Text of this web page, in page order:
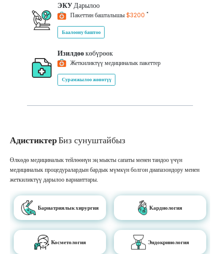
ЭКУДарылоо
Пакеттин башталышы$3200 *
Баалоону баштоо
Изилдөөкөбүрөөк
Жеткиликтүү медициналык пакеттер
Сурамжылоо жөнөтүү
АдистиктерБиз сунуштайбыз
Өлкөдө медициналык тейлөөнүн эң мыкты сапаты менен тандоо үчүн
медициналык процедуралардын бардык мүмкүн болгон диапазондору менен
жеткиликтүү дарылоо варианттары.
Бариатриялык хирургия Кардиология
Косметология Эндокринология